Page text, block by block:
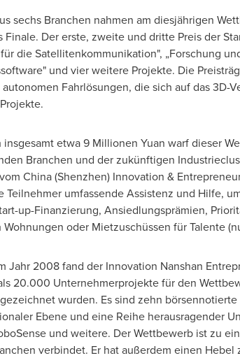
sechs Branchen nahmen am diesjährigen
Finale. Der erste, zweite und dritte Preis der
für die Satellitenkommunikation", „Forschung
und vier weitere Projekte. Die
Fahrlösungen, die sich auf das 3D-
etwa 9 Millionen Yuan warf dieser
Branchen und der zukünftigen
China(Shenzhen) Innovation &
umfassende Assistenz und Hilfe,
up-Finanzierung, Ansiedlungsprämien,
oder Mietzuschüssen für Talente
Jahr 2008 fand der Innovation Nanshan
20.000 Unternehmerprojekte für den
wurden. Es sind zehn
Ebene und eine Reihe herausragender
und weitere. Der Wettbewerb ist zu
verbindet. Er hat außerdem einen